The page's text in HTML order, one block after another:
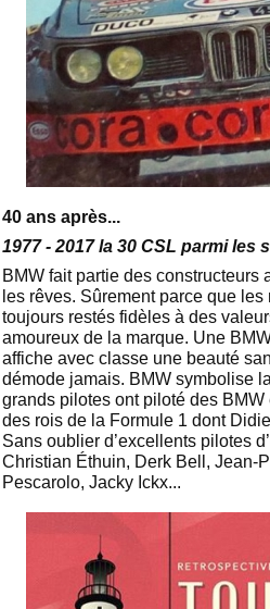
40 ans après...
1977 - 2017 la 30 CSL parmi les
BMW fait partie des constructeurs
les rêves. Sûrement parce que
toujours restés fidèles à des
amoureux de la marque. Une
affiche avec classe une beauté
démode jamais. BMW symbolise
grands pilotes ont piloté des
des rois de la Formule 1 dont
Sans oublier d’excellents pilotes
Christian Éthuin, Derk Bell, Jean-
Pescarolo, Jacky Ickx...